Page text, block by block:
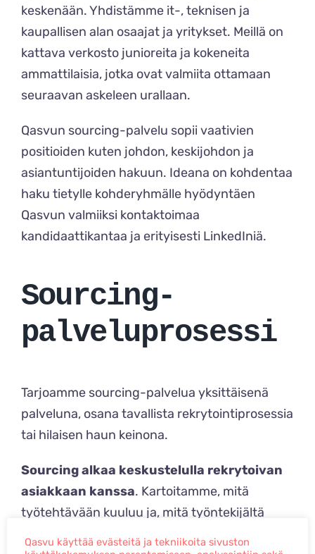
keskenään. Yhdistämme it-, teknisen ja
kaupallisen alan osaajat ja yritykset. Meillä on
kattava verkosto junioreita ja kokeneita
ammattilaisia, jotka ovat valmiita ottamaan
seuraavan askeleen urallaan.
Qasvun sourcing-palvelu sopii vaativien
positioiden kuten johdon, keskijohdon ja
asiantuntijoiden hakuun. Ideana on kohdentaa
haku tietylle kohderyhmälle hyödyntäen
Qasvun valmiiksi kontaktoimaa
kandidaattikantaa ja erityisesti LinkedIniä.
Sourcing-
palveluprosessi
Tarjoamme sourcing-palvelua yksittäisenä
palveluna, osana tavallista rekrytointiprosessia
tai hilaisen haun keinona.
Sourcing alkaa keskustelulla rekrytoivan
asiakkaan kanssa. Kartoitamme, mitä
työtehtävään kuuluu ja, mitä työntekijältä
odotetaan.
Qasvu käyttää evästeitä ja tekniikoita sivuston